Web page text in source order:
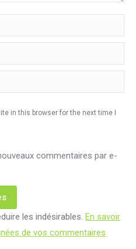
in this browser for the next time I
commentaires par e-
les indésirables. En savoir
de vos commentaires